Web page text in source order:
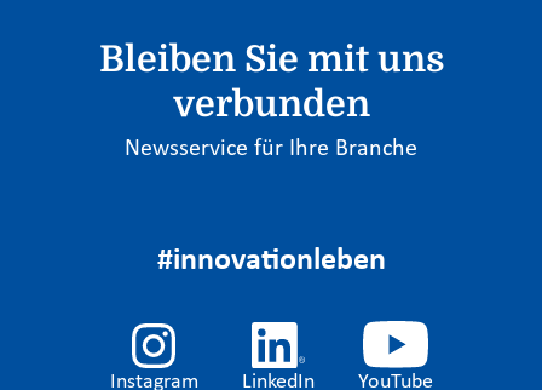
Bleiben Sie mit uns
verbunden
Newsservice für Ihre Branche
#innovationleben
Instagram LinkedIn YouTube